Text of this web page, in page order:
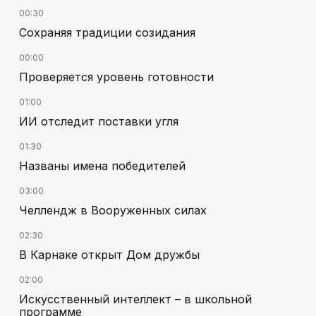
00:30
Сохраняя традиции созидания
00:00
Проверяется уровень готовности
01:00
ИИ отследит поставки угля
01:30
Названы имена победителей
03:00
Челлендж в Вооруженных силах
02:30
В Карнаке открыт Дом дружбы
02:00
Искусственный интеллект – в школьной
программе